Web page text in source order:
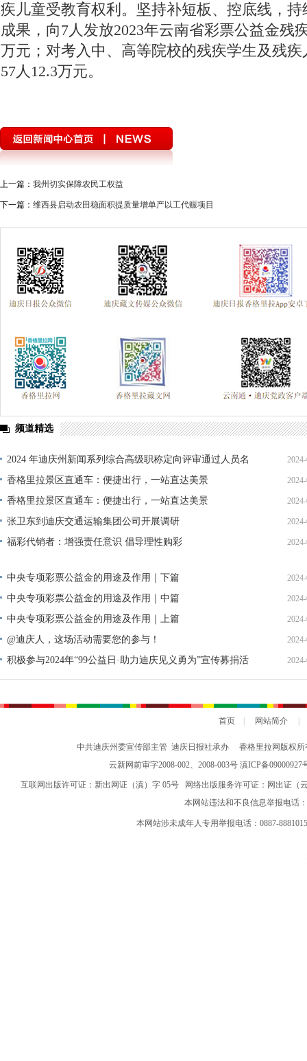
疾儿童受教育权利。坚持补短板、控底线，
成果，向7人发放2023年云南省彩票公益金残
万元；对考入中、高等院校的残疾学生及残
57人12.3万元。
上一篇： 我州切实保障农民工权益
下一篇： 维西县启动农田稳面积提质量增单产以工代赈项目
频道精选
2024 年迪庆州新闻系列综合高级职称定向评审通过人员名
单公示
香格里拉景区直通车：便捷出行，一站直达美景
香格里拉景区直通车：便捷出行，一站直达美景
张卫东到迪庆交通运输集团公司开展调研
福彩代销者：增强责任意识 倡导理性购彩
中央专项彩票公益金的用途及作用｜下篇
中央专项彩票公益金的用途及作用｜中篇
中央专项彩票公益金的用途及作用｜上篇
@迪庆人，这场活动需要您的参与！
积极参与2024年“99公益日·助力迪庆见义勇为”宣传募捐活
动倡议书